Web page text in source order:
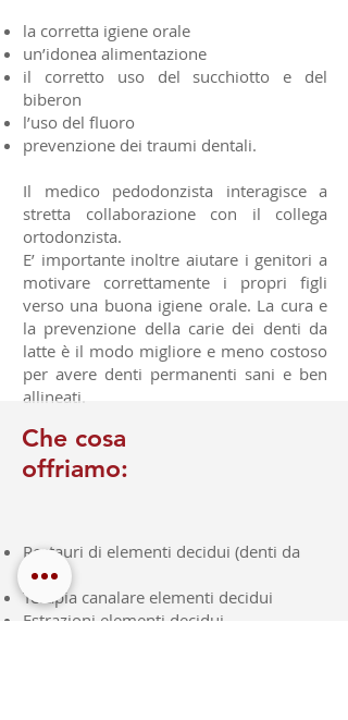
la corretta igiene orale
un’idonea alimentazione
il corretto uso del succhiotto e del
biberon
l’uso del fluoro
prevenzione dei traumi dentali.
Il medico pedodonzista interagisce a
stretta collaborazione con il collega
ortodonzista.
E’ importante inoltre aiutare i genitori a
motivare correttamente i propri figli
verso una buona igiene orale. La cura e
la prevenzione della carie dei denti da
latte è il modo migliore e meno costoso
per avere denti permanenti sani e ben
allineati.
Che cosa
offriamo:
Restauri di elementi decidui (denti da
latte)
Terapia canalare elementi decidui
Estrazioni elementi decidui